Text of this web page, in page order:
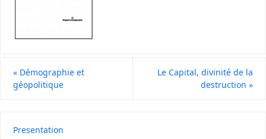
« Démographie et
géopolitique
Le Capital, divinité de la
destruction »
Presentation